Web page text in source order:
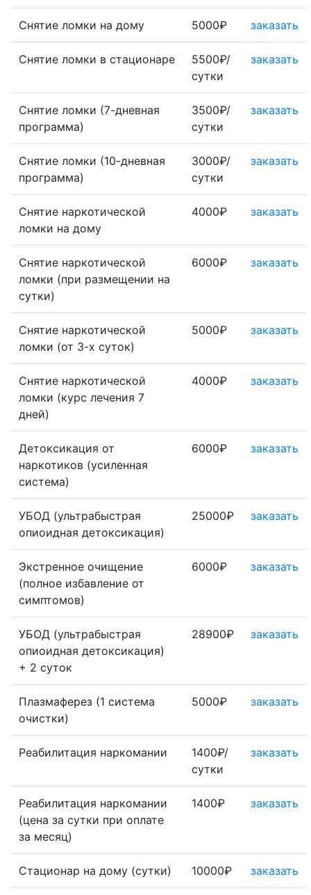
Снятие ломки на дому 5000₽ заказать
Снятие ломки в стационаре
5500₽/
сутки
заказать
Снятие ломки (7-дневная
программа)
3500₽/
сутки
заказать
Снятие ломки (10-дневная
программа)
3000₽/
сутки
заказать
Снятие наркотической
ломки на дому
4000₽ заказать
Снятие наркотической
ломки (при размещении на
сутки)
6000₽ заказать
Снятие наркотической
ломки (от 3-х суток)
5000₽ заказать
Снятие наркотической
ломки (курс лечения 7
дней)
4000₽ заказать
Детоксикация от
наркотиков (усиленная
система)
6000₽ заказать
УБОД (ультрабыстрая
опиоидная детоксикация)
25000₽ заказать
Экстренное очищение
(полное избавление от
симптомов)
6000₽ заказать
УБОД (ультрабыстрая
опиоидная детоксикация)
+ 2 суток
28900₽ заказать
Плазмаферез (1 система
очистки)
5000₽ заказать
Реабилитация наркомании
1400₽/
сутки
заказать
Реабилитация наркомании
(цена за сутки при оплате
за месяц)
1400₽ заказать
Стационар на дому (сутки) 10000₽ заказать